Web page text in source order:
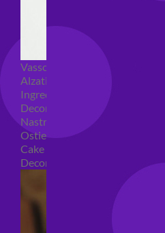
Vassoi e sottotorta
Alzatine per dolci
Ingredienti torte
Decorazioni torte
Nastri e girotorte
Ostie per torte
Cake Topper
Decori per torte